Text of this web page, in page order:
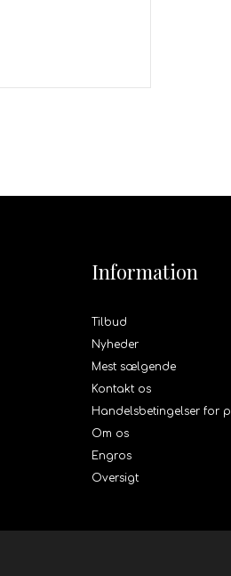
Information
Tilbud
Nyheder
Mest sælgende
Kontakt os
Handelsbetingelser for
Om os
Engros
Oversigt